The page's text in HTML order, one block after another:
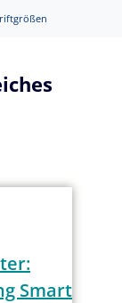
Smart